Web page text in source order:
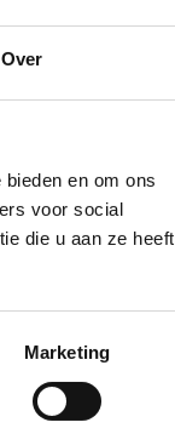
Over
en om ons
voor social
die u aan ze heeft
Marketing